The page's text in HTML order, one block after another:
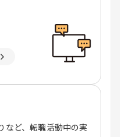
など、転職活動中の実